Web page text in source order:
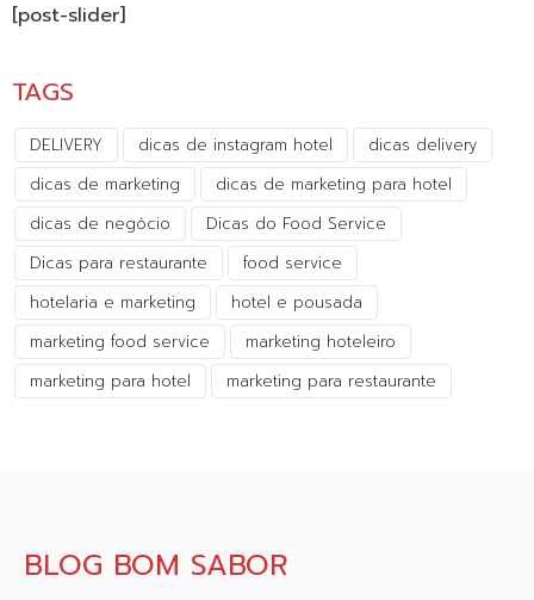
[post-slider]
TAGS
DELIVERY dicas de instagram hotel
dicas delivery
dicas de marketing
dicas de marketing para hotel
dicas de negócio
Dicas do Food Service
Dicas para restaurante
food service
hotelaria e marketing
hotel e pousada
marketing food service
marketing hoteleiro
marketing para hotel
marketing para restaurante
BLOG BOM SABOR